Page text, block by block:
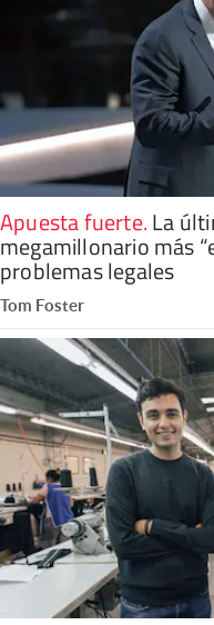
Apuesta fuerte.La
megamillonario más
problemas legales
Tom Foster